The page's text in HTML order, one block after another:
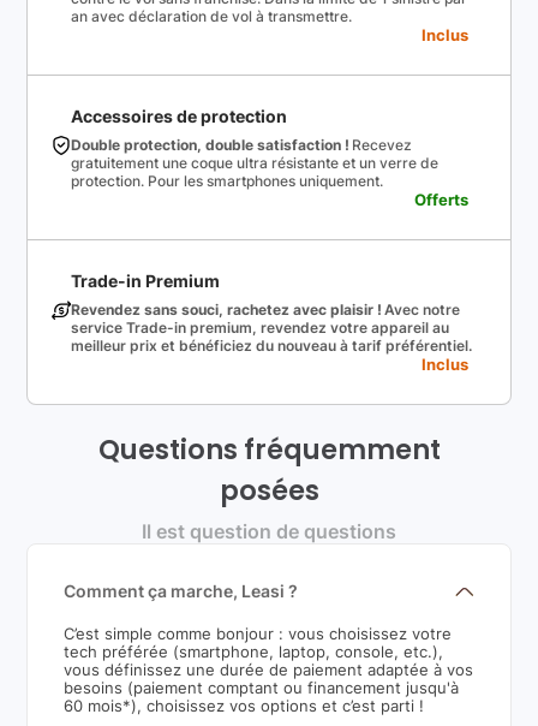
an avec déclaration de vol à transmettre.
Inclus
Accessoires de protection
Double protection, double satisfaction ! Recevez
gratuitement une coque ultra résistante et un verre de
protection. Pour les smartphones uniquement.
Offerts
Trade-in Premium
Revendez sans souci, rachetez avec plaisir ! Avec notre
service Trade-in premium, revendez votre appareil au
meilleur prix et bénéficiez du nouveau à tarif préférentiel.
Inclus
Questions fréquemment
posées
Il est question de questions
Comment ça marche, Leasi ?
C’est simple comme bonjour : vous choisissez votre
tech préférée (smartphone, laptop, console, etc.),
vous définissez une durée de paiement adaptée à vos
besoins (paiement comptant ou financement jusqu'à
60 mois*), choisissez vos options et c’est parti !